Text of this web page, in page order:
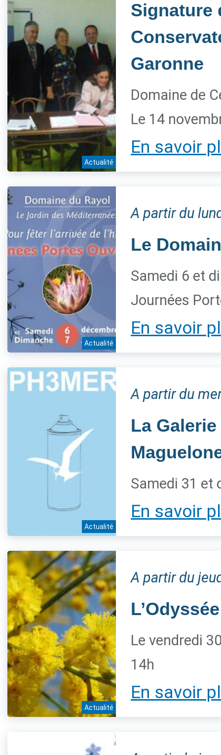
Actualité
Signature
Garonne
Domaine de
Le 14
En savoir
Actualité
A partir du
Le
Samedi 6 et
Journées
En savoir
Actualité
A partir du
La
Samedi 31 et
En savoir
Actualité
A partir du
Le vendredi
14h
En savoir